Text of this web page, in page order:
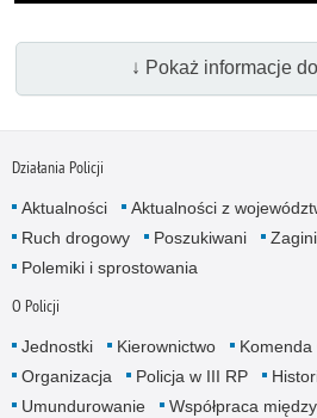
↓ Pokaż informacje
Działania Policji
Aktualności Aktualności z
Ruch drogowy
Poszukiwani
Polemiki i sprostowania
O Policji
Jednostki Kierownictwo
Komenda
Organizacja
Policja w III RP
Umundurowanie
Współpraca